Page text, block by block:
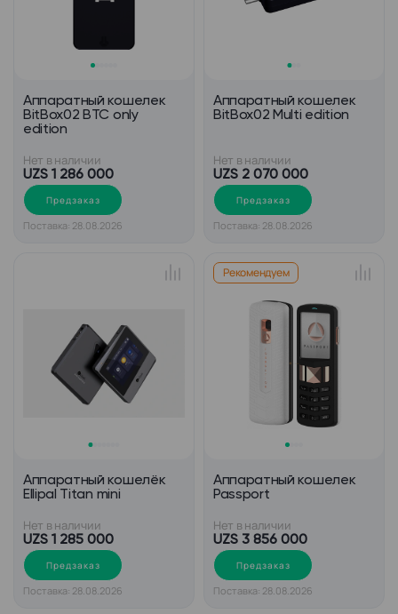
Аппаратный кошелек
BitBox02 BTC only
edition
Нет в наличии
UZS 1 286 000
Предзаказ
Поставка: 28.08.2026
Аппаратный кошелек
BitBox02 Multi edition
Нет в наличии
UZS 2 070 000
Предзаказ
Поставка: 28.08.2026
Аппаратный кошелёк
Ellipal Titan mini
Нет в наличии
UZS 1 285 000
Предзаказ
Поставка: 28.08.2026
Рекомендуем
Аппаратный кошелек
Passport
Нет в наличии
UZS 3 856 000
Предзаказ
Поставка: 28.08.2026